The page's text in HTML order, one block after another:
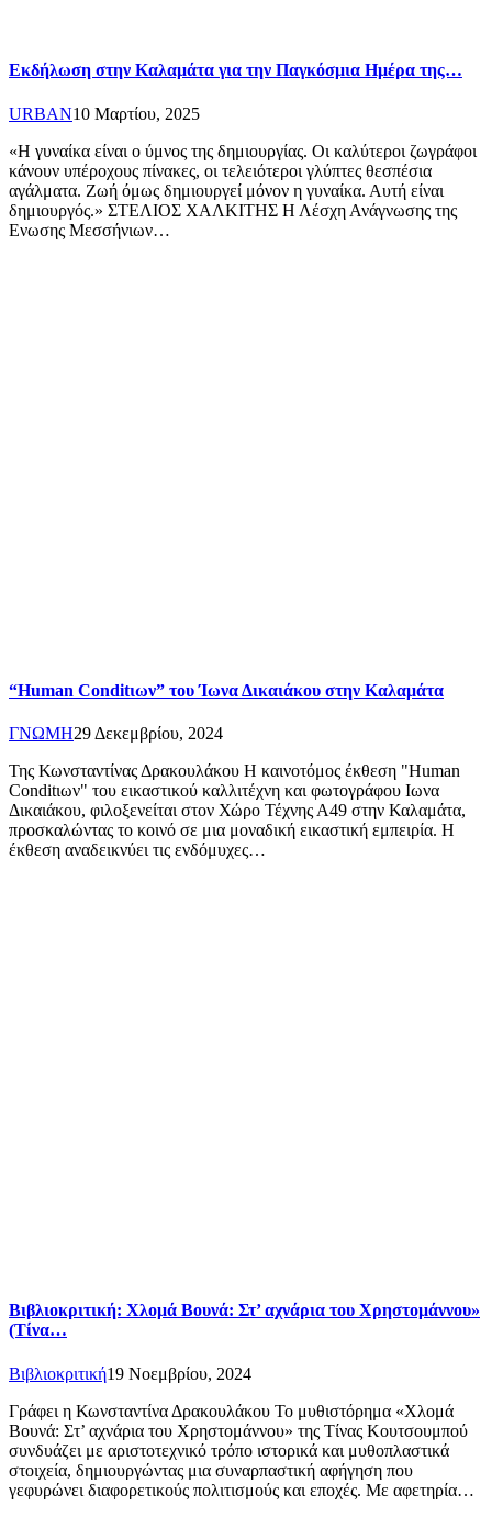
Εκδήλωση στην Καλαμάτα για την Παγκόσμια Ημέρα της…
URBAN10 Μαρτίου, 2025
«Η γυναίκα είναι ο ύμνος της δημιουργίας. Οι καλύτεροι ζωγράφοι
κάνουν υπέροχους πίνακες, οι τελειότεροι γλύπτες θεσπέσια
αγάλματα. Ζωή όμως δημιουργεί μόνον η γυναίκα. Αυτή είναι
δημιουργός.» ΣΤΕΛΙΟΣ ΧΑΛΚΙΤΗΣ Η Λέσχη Ανάγνωσης της
Ενωσης Μεσσήνιων…
“Human Conditιων” του Ίωνα Δικαιάκου στην Καλαμάτα
ΓΝΩΜΗ29 Δεκεμβρίου, 2024
Της Κωνσταντίνας Δρακουλάκου Η καινοτόμος έκθεση "Human
Conditιων" του εικαστικού καλλιτέχνη και φωτογράφου Ιωνα
Δικαιάκου, φιλοξενείται στον Χώρο Τέχνης Α49 στην Καλαμάτα,
προσκαλώντας το κοινό σε μια μοναδική εικαστική εμπειρία. Η
έκθεση αναδεικνύει τις ενδόμυχες…
Βιβλιοκριτική: Χλομά Βουνά: Στ’ αχνάρια του Χρηστομάννου»
(Τίνα…
Βιβλιοκριτική19 Νοεμβρίου, 2024
Γράφει η Κωνσταντίνα Δρακουλάκου Το μυθιστόρημα «Χλομά
Βουνά: Στ’ αχνάρια του Χρηστομάννου» της Τίνας Κουτσουμπού
συνδυάζει με αριστοτεχνικό τρόπο ιστορικά και μυθοπλαστικά
στοιχεία, δημιουργώντας μια συναρπαστική αφήγηση που
γεφυρώνει διαφορετικούς πολιτισμούς και εποχές. Με αφετηρία…